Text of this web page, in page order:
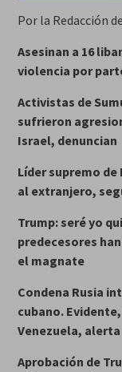
Por la Redacción
Asesinan a 16
violencia por
Activistas de
sufrieron
Israel, denuncian
Líder supremo
al extranjero,
Trump: seré yo
predecesores
el magnate
Condena Rusia
cubano.
Venezuela, alerta
Aprobación de